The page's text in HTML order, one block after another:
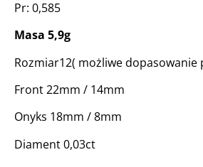
Pr: 0,585
Masa 5,9g
Rozmiar12( możliwe
Front 22mm / 14mm
Onyks 18mm / 8mm
Diament 0,03ct